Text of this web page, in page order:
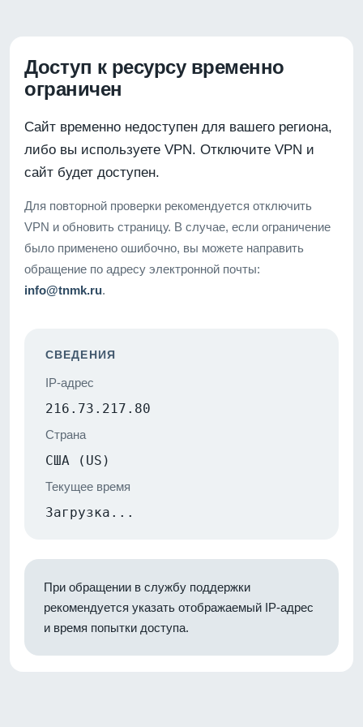
Доступ к ресурсу временно
ограничен
Сайт временно недоступен для вашего региона,
либо вы используете VPN. Отключите VPN и
сайт будет доступен.
Для повторной проверки рекомендуется отключить
VPN и обновить страницу. В случае, если ограничение
было применено ошибочно, вы можете направить
обращение по адресу электронной почты:
info@tnmk.ru.
СВЕДЕНИЯ
IP-адрес
216.73.217.80
Страна
США (US)
Текущее время
Загрузка...
При обращении в службу поддержки
рекомендуется указать отображаемый IP-адрес
и время попытки доступа.